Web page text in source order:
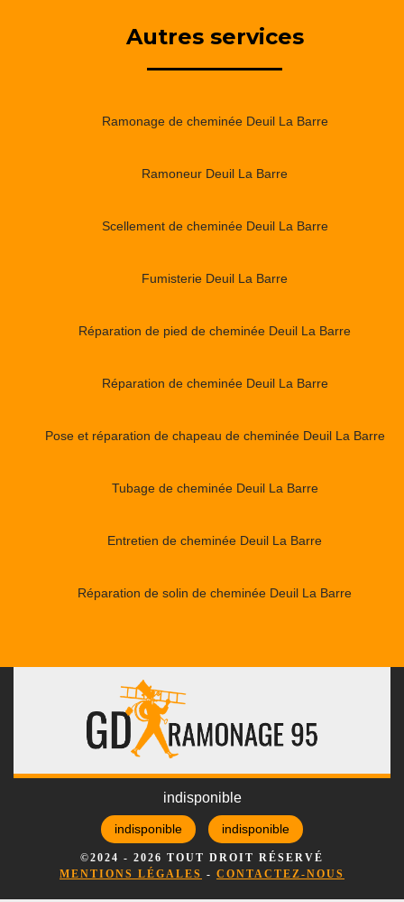
Autres services
Ramonage de cheminée Deuil La Barre
Ramoneur Deuil La Barre
Scellement de cheminée Deuil La Barre
Fumisterie Deuil La Barre
Réparation de pied de cheminée Deuil La Barre
Réparation de cheminée Deuil La Barre
Pose et réparation de chapeau de cheminée Deuil La Barre
Tubage de cheminée Deuil La Barre
Entretien de cheminée Deuil La Barre
Réparation de solin de cheminée Deuil La Barre
indisponible
indisponible indisponible
©2024 - 2026 TOUT DROIT RÉSERVÉ
MENTIONS LÉGALES - CONTACTEZ-NOUS